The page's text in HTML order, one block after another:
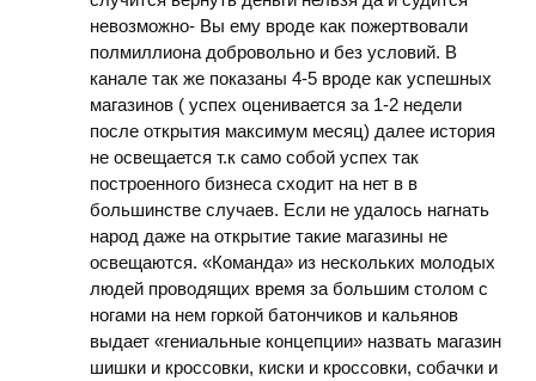
невозможно- Вы ему вроде как пожертвовали
полмиллиона добровольно и без условий. В
канале так же показаны 4-5 вроде как успешных
магазинов ( успех оценивается за 1-2 недели
после открытия максимум месяц) далее история
не освещается т.к само собой успех так
построенного бизнеса сходит на нет в в
большинстве случаев. Если не удалось нагнать
народ даже на открытие такие магазины не
освещаются. «Команда» из нескольких молодых
людей проводящих время за большим столом с
ногами на нем горкой батончиков и кальянов
выдает «гениальные концепции» назвать магазин
шишки и кроссовки, киски и кроссовки, собачки и